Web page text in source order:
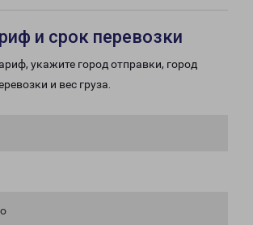
и срок перевозки
укажите город отправки, город
и вес груза.